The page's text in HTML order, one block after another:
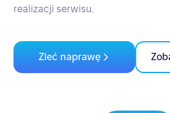
realizacji serwisu.
Zleć naprawę